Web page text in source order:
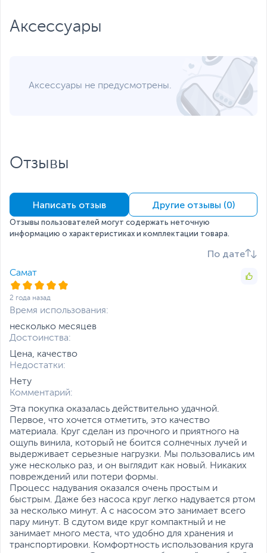
пожалуйста, выделите текст с ошибкой и нажмите Ctrl+Enter.
производителем без отражения в каталоге интернет-магазина.
Аксессуары
Аксессуары не предусмотрены.
Отзывы
Написать отзыв Другие отзывы (0)
Отзывы пользователей могут содержать неточную
информацию о характеристиках и комплектации товара.
По дате
Самат
2 года назад
Время использования:
несколько месяцев
Достоинства:
Цена, качество
Недостатки:
Нету
Комментарий:
Эта покупка оказалась действительно удачной.
Первое, что хочется отметить, это качество
материала. Круг сделан из прочного и приятного на
ощупь винила, который не боится солнечных лучей и
выдерживает серьезные нагрузки. Мы пользовались им
уже несколько раз, и он выглядит как новый. Никаких
повреждений или потери формы.
Процесс надувания оказался очень простым и
быстрым. Даже без насоса круг легко надувается ртом
за несколько минут. А с насосом это занимает всего
пару минут. В сдутом виде круг компактный и не
занимает много места, что удобно для хранения и
транспортировки. Комфортность использования круга